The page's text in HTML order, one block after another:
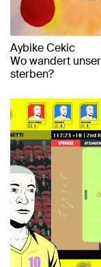
Aybike Cekic
Wo wandert
sterben?